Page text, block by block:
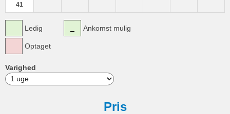
41
Ledig
Optaget
Ankomst mulig
Varighed
Pris